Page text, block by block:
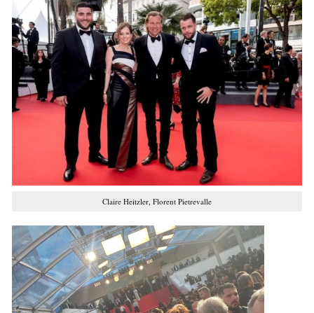
Claire Heitzler, Florent Pietrevalle